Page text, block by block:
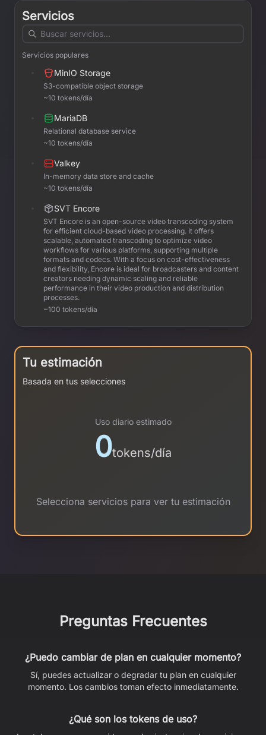
Servicios
Servicios populares
MinIO Storage
S3-compatible object storage
~10 tokens/día
MariaDB
Relational database service
~10 tokens/día
Valkey
In-memory data store and cache
~10 tokens/día
SVT Encore
SVT Encore is an open-source video transcoding system
for efficient cloud-based video processing. It offers
scalable, automated transcoding to optimize video
workflows for various platforms, supporting multiple
formats and codecs. With a focus on cost-effectiveness
and flexibility, Encore is ideal for broadcasters and content
creators needing dynamic scaling and reliable
performance in their video production and distribution
processes.
~100 tokens/día
Tu estimación
Basada en tus selecciones
Uso diario estimado
0tokens/día
Selecciona servicios para ver tu estimación
Preguntas Frecuentes
¿Puedo cambiar de plan en cualquier momento?
Sí, puedes actualizar o degradar tu plan en cualquier
momento. Los cambios toman efecto inmediatamente.
¿Qué son los tokens de uso?